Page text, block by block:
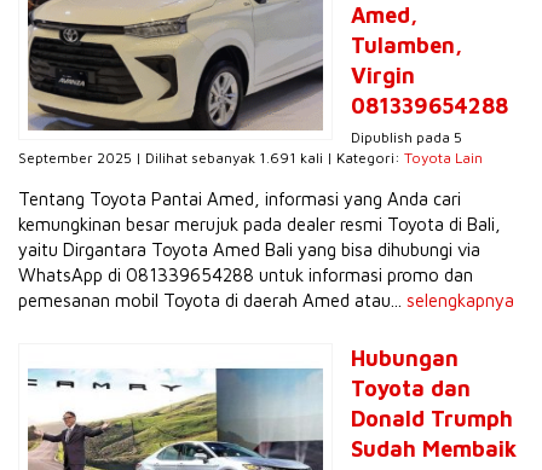
Amed,
Tulamben,
Virgin
081339654288
Dipublish pada 5
September 2025 | Dilihat sebanyak 1.691 kali | Kategori: Toyota Lain
Tentang Toyota Pantai Amed, informasi yang Anda cari
kemungkinan besar merujuk pada dealer resmi Toyota di Bali,
yaitu Dirgantara Toyota Amed Bali yang bisa dihubungi via
WhatsApp di 081339654288 untuk informasi promo dan
pemesanan mobil Toyota di daerah Amed atau... selengkapnya
Hubungan
Toyota dan
Donald Trumph
Sudah Membaik